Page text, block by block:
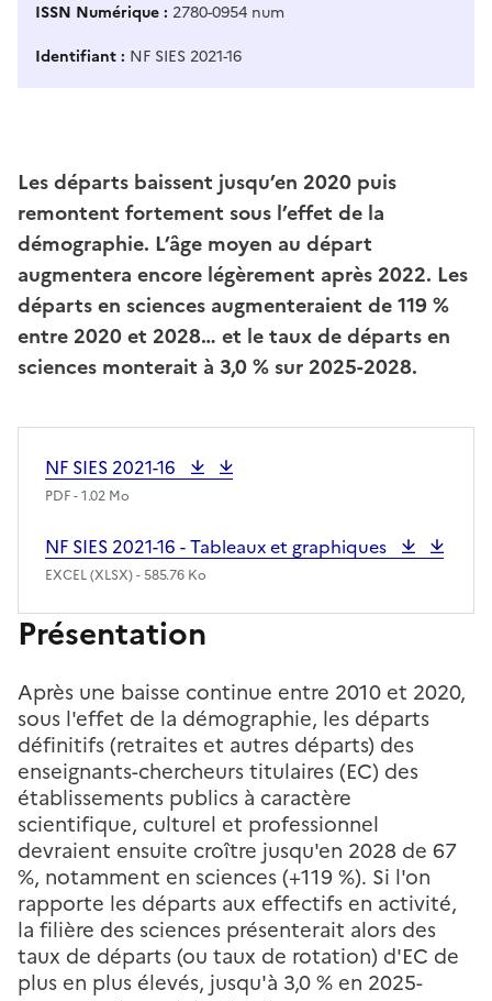
ISSN Numérique
2780-0954 num
Identifiant
NF SIES 2021-16
Les départs baissent jusqu’en 2020 puis
remontent fortement sous l’effet de la
démographie. L’âge moyen au départ
augmentera encore légèrement après 2022. Les
départs en sciences augmenteraient de 119 %
entre 2020 et 2028… et le taux de départs en
sciences monterait à 3,0 % sur 2025-2028.
NF SIES 2021-16
PDF - 1.02 Mo
NF SIES 2021-16 - Tableaux et graphiques
EXCEL (XLSX) - 585.76 Ko
Présentation
Après une baisse continue entre 2010 et 2020,
sous l'effet de la démographie, les départs
définitifs (retraites et autres départs) des
enseignants-chercheurs titulaires (EC) des
établissements publics à caractère
scientifique, culturel et professionnel
devraient ensuite croître jusqu'en 2028 de 67
%, notamment en sciences (+119 %). Si l'on
rapporte les départs aux effectifs en activité,
la filière des sciences présenterait alors des
taux de départs (ou taux de rotation) d'EC de
plus en plus élevés, jusqu'à 3,0 % en 2025-